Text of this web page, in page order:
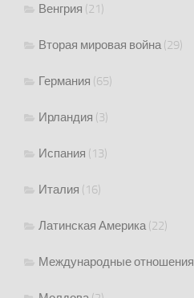
Венгрия (21)
Вторая мировая война(29)
Германия (65)
Ирландия (3)
Испания (13)
Италия (16)
Латинская Америка(22)
Международные отношения